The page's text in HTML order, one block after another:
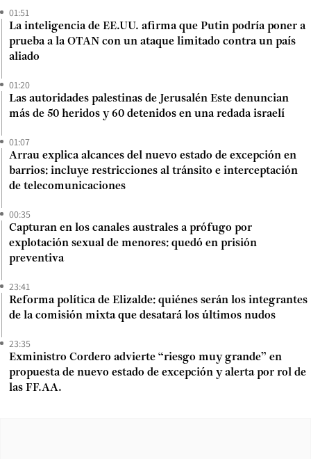
01:51
La inteligencia de EE.UU. afirma que Putin podría poner a
prueba a la OTAN con un ataque limitado contra un país
aliado
01:20
Las autoridades palestinas de Jerusalén Este denuncian
más de 50 heridos y 60 detenidos en una redada israelí
01:07
Arrau explica alcances del nuevo estado de excepción en
barrios: incluye restricciones al tránsito e interceptación
de telecomunicaciones
00:35
Capturan en los canales australes a prófugo por
explotación sexual de menores: quedó en prisión
preventiva
23:41
Reforma política de Elizalde: quiénes serán los integrantes
de la comisión mixta que desatará los últimos nudos
23:35
Exministro Cordero advierte “riesgo muy grande” en
propuesta de nuevo estado de excepción y alerta por rol de
las FF.AA.